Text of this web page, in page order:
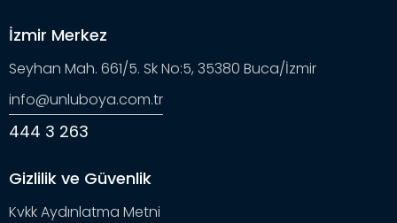
İzmir Merkez
Seyhan Mah. 661/5. Sk No:5, 35380 Buca/İzmir
info@unluboya.com.tr
444 3 263
Gizlilik ve Güvenlik
Kvkk Aydınlatma Metni